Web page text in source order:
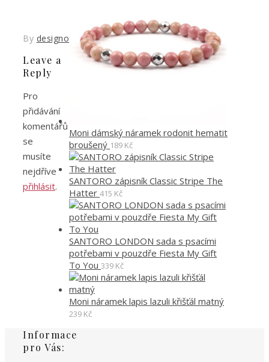
By designoved
Leave a
Reply
Pro
přidávání
komentářů
se
musíte
nejdříve
přihlásit.
Moni dámský náramek rodonit hematit
broušený 189 Kč
SANTORO zápisník Classic Stripe The
Hatter 415 Kč
SANTORO LONDON sada s psacími
potřebami v pouzdře Fiesta My Gift
To You 339 Kč
Moni náramek lapis lazuli křišťál matný
239 Kč
Informace
pro Vás: